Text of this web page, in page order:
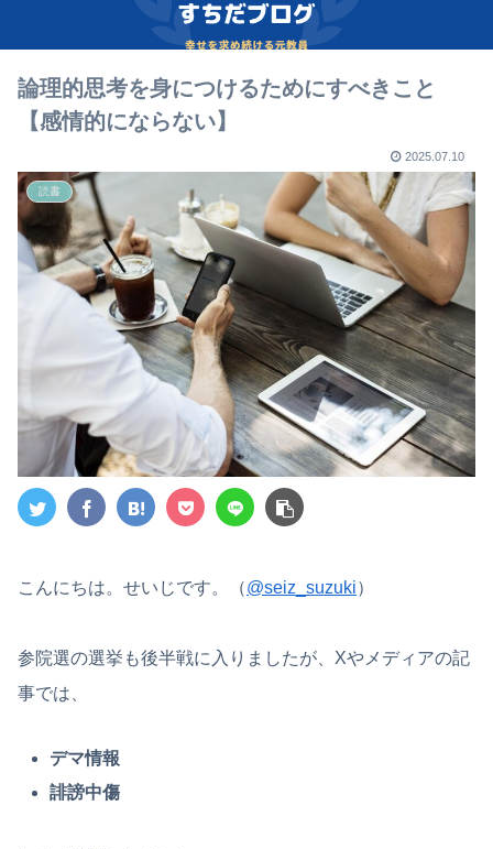
論理的思考を身につけるためにすべきこと
【感情的にならない】
2025.07.10
読書
こんにちは。せいじです。（@seiz_suzuki）
参院選の選挙も後半戦に入りましたが、Xやメディアの記
事では、
デマ情報
誹謗中傷